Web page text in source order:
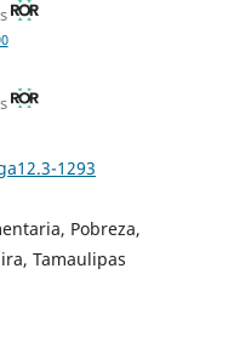
1293
Pobreza,
Tamaulipas